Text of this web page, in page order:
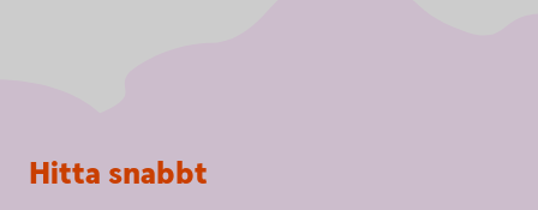
Sidfot
Hitta snabbt